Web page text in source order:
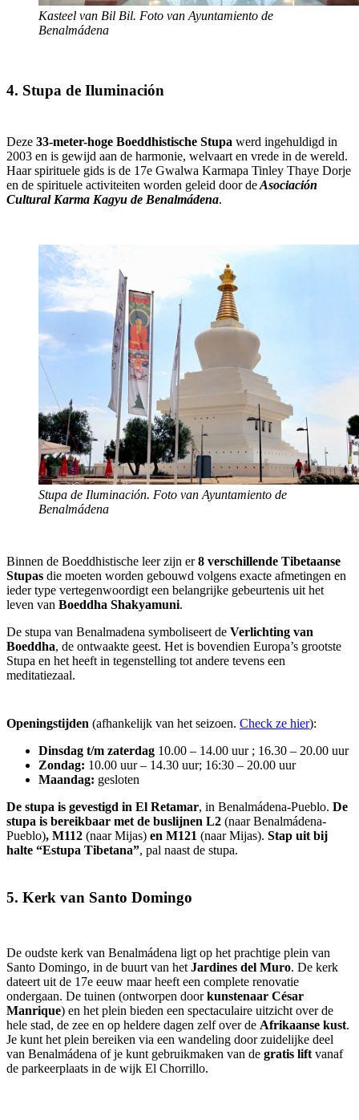
Kasteel van Bil Bil. Foto van Ayuntamiento de
Benalmádena
4. Stupa de Iluminación
Deze 33-meter-hoge Boeddhistische Stupa werd ingehuldigd in
2003 en is gewijd aan de harmonie, welvaart en vrede in de wereld.
Haar spirituele gids is de 17e Gwalwa Karmapa Tinley Thaye Dorje
en de spirituele activiteiten worden geleid door deAsociación
Cultural Karma Kagyu de Benalmádena.
Stupa de Iluminación. Foto van Ayuntamiento de
Benalmádena
Binnen de Boeddhistische leer zijn er8 verschillende Tibetaanse
Stupas die moeten worden gebouwd volgens exacte afmetingen en
ieder type vertegenwoordigt een belangrijke gebeurtenis uit het
leven van Boeddha Shakyamuni.
De stupa van Benalmadena symboliseert de Verlichting van
Boeddha, de ontwaakte geest. Het is bovendien Europa’s grootste
Stupa en het heeft in tegenstelling tot andere tevens een
meditatiezaal.
Openingstijden (afhankelijk van het seizoen. Check ze hier):
Dinsdag t/m zaterdag 10.00 – 14.00 uur ; 16.30 – 20.00 uur
Zondag: 10.00 uur – 14.30 uur; 16:30 – 20.00 uur
Maandag: gesloten
De stupa is gevestigd in El Retamar, in Benalmádena-Pueblo. De
stupa is bereikbaar met de buslijnen L2 (naar Benalmádena-
Pueblo), M112 (naar Mijas) en M121 (naar Mijas). Stap uit bij
halte “Estupa Tibetana”, pal naast de stupa.
5. Kerk van Santo Domingo
De oudste kerk van Benalmádena ligt op het prachtige plein van
Santo Domingo, in de buurt van hetJardines del Muro. De kerk
dateert uit de 17e eeuw maar heeft een complete renovatie
ondergaan. De tuinen (ontworpen doorkunstenaar César
Manrique) en het plein bieden een spectaculaire uitzicht over de
hele stad, de zee en op heldere dagen zelf over de Afrikaanse kust.
Je kunt het plein bereiken via een wandeling door zuidelijke deel
van Benalmádena of je kunt gebruikmaken van de gratis liftvanaf
de parkeerplaats in de wijk El Chorrillo.